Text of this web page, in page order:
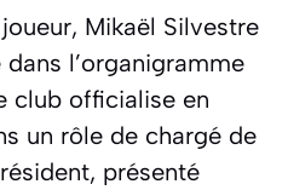
Mikaël Silvestre
l’organigramme
club officialise en
un rôle de chargé de
présenté